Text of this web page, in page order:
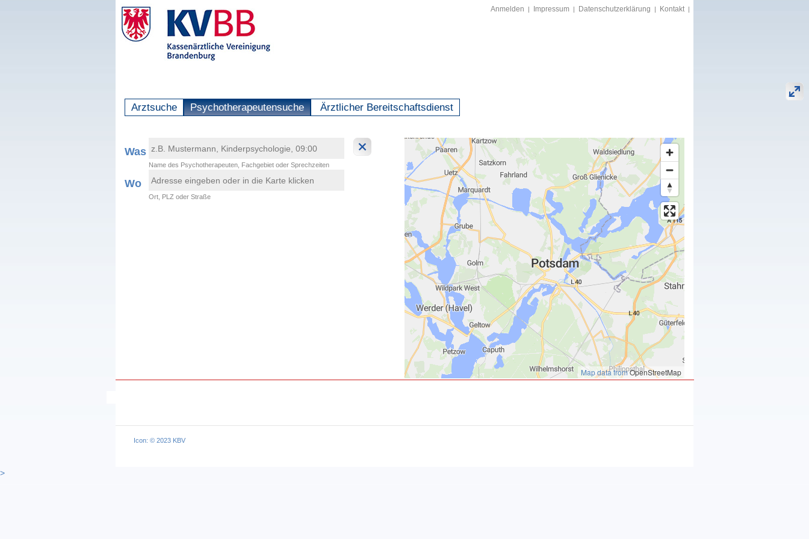
Anmelden | Impressum | Datenschutzerklärung | Kontakt |
Arztsuche Psychotherapeutensuche Ärztlicher Bereitschaftsdienst
Was
Name des Psychotherapeuten, Fachgebiet oder Sprechzeiten
Wo
Ort, PLZ oder Straße
Map data fromOpenStreetMap
Icon: © 2023 KBV
>